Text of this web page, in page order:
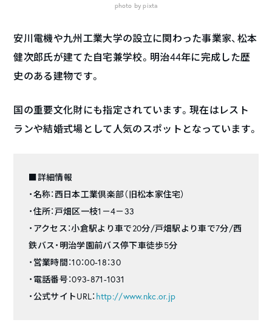
photo by pixta
安川電機や九州工業大学の設立に関わった事業家、松本
健次郎氏が建てた自宅兼学校。明治44年に完成した歴
史のある建物です。
国の重要文化財にも指定されています。現在はレスト
ランや結婚式場として人気のスポットとなっています。
■詳細情報
・名称：西日本工業倶楽部（旧松本家住宅）
・住所：戸畑区一枝1－4－33
・アクセス：小倉駅より車で20分/戸畑駅より車で7分/西
鉄バス・明治学園前バス停下車徒歩5分
・営業時間：10：00-18：30
・電話番号：093-871-1031
・公式サイトURL： http://www.nkc.or.jp